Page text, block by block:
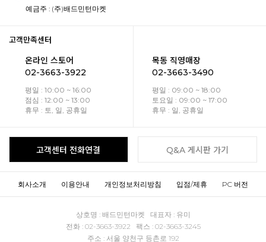
예금주 : (주)배드민턴마켓
고객만족센터
온라인 스토어
02-3663-3922
평일 : 10:00 ~ 16:00
점심 : 12:00 ~ 13:00
휴무 : 토, 일, 공휴일
목동 직영매장
02-3663-3490
평일 : 09:00 ~ 18:00
토요일 : 09:00 ~ 17:00
휴무 : 일, 공휴일
고객센터 전화연결 Q&A 게시판 가기
회사소개 이용안내 개인정보처리방침 입점/제휴 PC 버전
상호명 : 배드민턴마켓 대표자 : 유미
전화 : 02-3663-3922 팩스 : 02-3663-3245
주소 : 서울 양천구 등촌로 192